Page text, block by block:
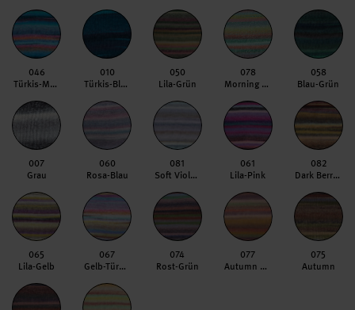
046
Türkis-Magenta
010
Türkis-Blau
050
Lila-Grün
078
Morning Light
058
Blau-Grün
007
Grau
060
Rosa-Blau
081
Soft Violets
061
Lila-Pink
082
Dark Berries
065
Lila-Gelb
067
Gelb-Türkis
074
Rost-Grün
077
Autumn Leaves
075
Autumn